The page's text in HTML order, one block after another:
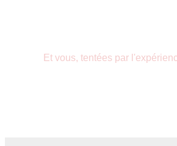
Et vous, tentées par